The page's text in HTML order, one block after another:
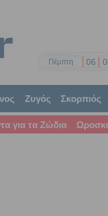
Πέμπτη 06
Ζυγός Σκορπιός
για τα Ζώδια